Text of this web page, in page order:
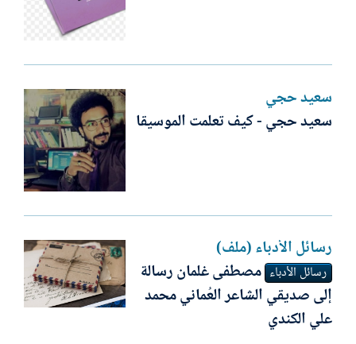
سعيد حجي
سعيد حجي - كيف تعلمت الموسيقا
رسائل الأدباء (ملف)
رسائل الأدباء مصطفى غلمان رسالة
إلى صديقي الشاعر العُماني محمد
علي الكندي